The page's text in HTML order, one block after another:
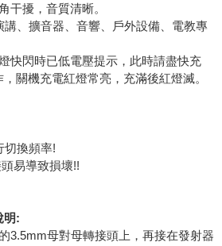
干擾，音質清晰。
講、擴音器、音響、戶外設備、電教專
快閃時已低電壓提示，此時請盡快充
關機充電紅燈常亮，充滿後紅燈滅。
切換頻率!
易導致損壞!!
明:
3.5mm母對母轉接頭上，再接在發射器